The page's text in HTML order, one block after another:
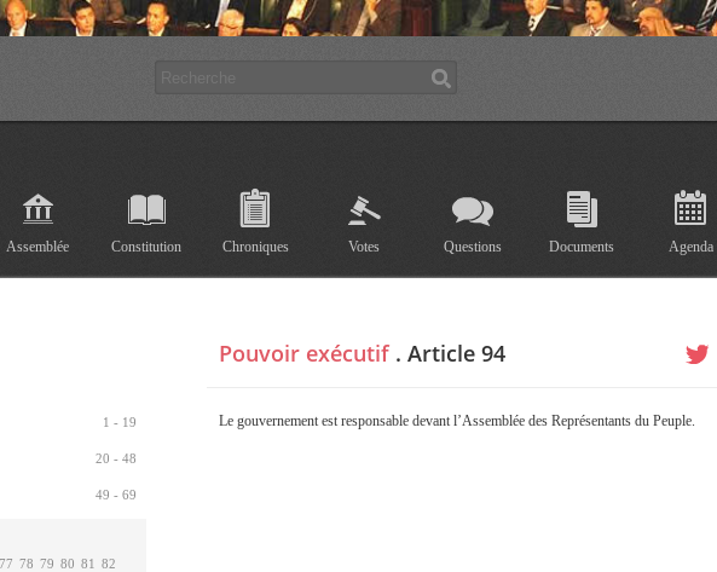
Assemblée Constitution Chroniques Votes Questions Documents Agenda
1 - 19
20 - 48
49 - 69
77 78 79 80 81 82
Pouvoir exécutif . Article 94
Le gouvernement est responsable devant l’Assemblée des Représentants du Peuple.